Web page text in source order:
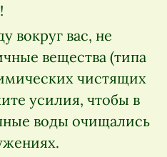
вокруг вас, не
вещества (типа
чистящих
усилия, чтобы в
воды очищались